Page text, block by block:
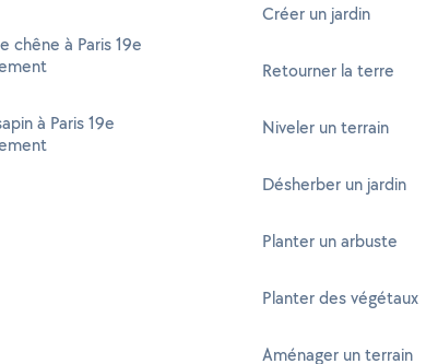
chêne à Paris 19e
à Paris 19e
Créer un jardin
Retourner la terre
Niveler un terrain
Désherber un jardin
Planter un arbuste
Planter des végétaux
Aménager un terrain